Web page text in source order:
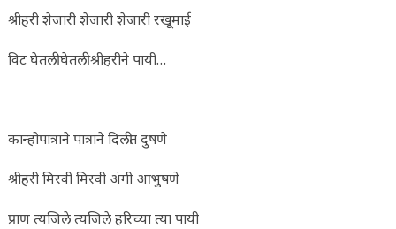
श्रीहरी शेजारी शेजारी शेजारी रखूमाई
विट घेतली घेतली श्रीहरीने पायी…
कान्होपात्राने पात्राने दिलीत दुषणे
श्रीहरी मिरवी मिरवी अंगी आभुषणे
प्राण त्यजिले त्यजिले हरिच्या त्या पायी